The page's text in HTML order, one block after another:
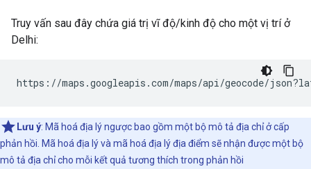
Truy vấn sau đây chứa giá trị vĩ độ/kinh độ cho một vị trí ở
Delhi:
https://maps.googleapis.com/maps/api/geocode/
Lưu ý: Mã hoá địa lý ngược bao gồm một bộ mô tả địa chỉ ở cấp
phản hồi. Mã hoá địa lý và mã hoá địa lý địa điểm sẽ nhận được một bộ
mô tả địa chỉ cho mỗi kết quả tương thích trong phản hồi